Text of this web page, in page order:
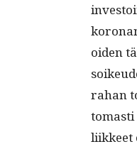
oiden
rahan
li­ik­keet